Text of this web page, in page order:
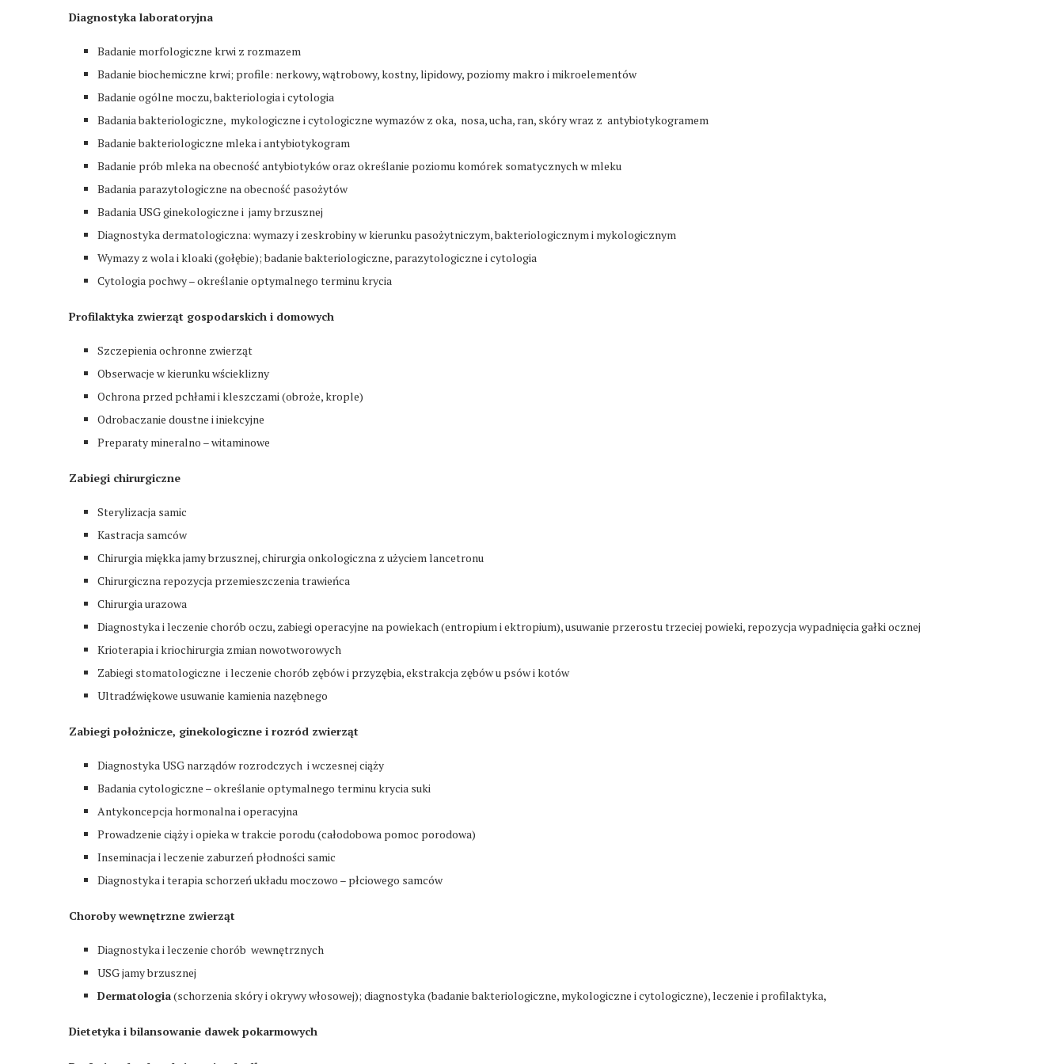
Diagnostyka laboratoryjna
Badanie morfologiczne krwi z rozmazem
Badanie biochemiczne krwi; profile: nerkowy, wątrobowy, kostny, lipidowy, poziomy makro i mikroelementów
Badanie ogólne moczu, bakteriologia i cytologia
Badania bakteriologiczne, mykologiczne i cytologiczne wymazów z oka, nosa, ucha, ran, skóry wraz z antybiotykogramem
Badanie bakteriologiczne mleka i antybiotykogram
Badanie prób mleka na obecność antybiotyków oraz określanie poziomu komórek somatycznych w mleku
Badania parazytologiczne na obecność pasożytów
Badania USG ginekologiczne i jamy brzusznej
Diagnostyka dermatologiczna: wymazy i zeskrobiny w kierunku pasożytniczym, bakteriologicznym i mykologicznym
Wymazy z wola i kloaki (gołębie); badanie bakteriologiczne, parazytologiczne i cytologia
Cytologia pochwy – określanie optymalnego terminu krycia
Profilaktyka zwierząt gospodarskich i domowych
Szczepienia ochronne zwierząt
Obserwacje w kierunku wścieklizny
Ochrona przed pchłami i kleszczami (obroże, krople)
Odrobaczanie doustne i iniekcyjne
Preparaty mineralno – witaminowe
Zabiegi chirurgiczne
Sterylizacja samic
Kastracja samców
Chirurgia miękka jamy brzusznej, chirurgia onkologiczna z użyciem lancetronu
Chirurgiczna repozycja przemieszczenia trawieńca
Chirurgia urazowa
Diagnostyka i leczenie chorób oczu, zabiegi operacyjne na powiekach (entropium i ektropium), usuwanie przerostu trzeciej powieki, repozycja wypadnięcia gałki ocznej
Krioterapia i kriochirurgia zmian nowotworowych
Zabiegi stomatologiczne i leczenie chorób zębów i przyzębia, ekstrakcja zębów u psów i kotów
Ultradźwiękowe usuwanie kamienia nazębnego
Zabiegi położnicze, ginekologiczne i rozród zwierząt
Diagnostyka USG narządów rozrodczych i wczesnej ciąży
Badania cytologiczne – określanie optymalnego terminu krycia suki
Antykoncepcja hormonalna i operacyjna
Prowadzenie ciąży i opieka w trakcie porodu (całodobowa pomoc porodowa)
Inseminacja i leczenie zaburzeń płodności samic
Diagnostyka i terapia schorzeń układu moczowo – płciowego samców
Choroby wewnętrzne zwierząt
Diagnostyka i leczenie chorób wewnętrznych
USG jamy brzusznej
Dermatologia(schorzenia skóry i okrywy włosowej); diagnostyka (badanie bakteriologiczne, mykologiczne i cytologiczne), leczenie i profilaktyka,
Dietetyka i bilansowanie dawek pokarmowych